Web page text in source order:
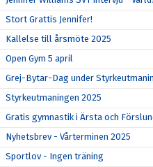
Stort Grattis Jennifer!
Kallelse till årsmöte 2025
Open Gym 5 april
Grej-Bytar-Dag under
Styrkeutmaningen 2025
Gratis gymnastik i Ärsta och
Nyhetsbrev - Vårterminen 2025
Sportlov - Ingen träning